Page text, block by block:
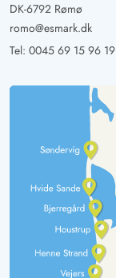
DK-6792 Rømø
romo@esmark.dk
Tel: 0045 69 15 96 19